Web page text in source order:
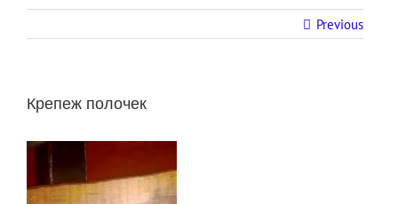
Previous
Крепеж полочек